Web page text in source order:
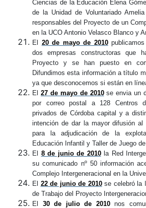
Ciencias de la Educación Elena
de la Unidad de Voluntariado Amelia
responsables del Proyecto de un
en la UCO Antonio Velasco Blanco y
El 20 de mayo de 2010publicamos
dos empresas constructoras que
Proyecto y se han puesto en
Difundimos esta información a título
ya que desconocemos si están en
El 27 de mayo de 2010seenvia un
por correo postal a 128 Centros
privados de Córdoba capital y a
intención de dar la mayor difusión al
para la adjudicación de la
Educación Infantil y Taller de Juego
El 8 de junio de 2010la Red
su comunicado nº 50 información
Complejo Intergeneracional en la
El 22 de junio de 2010se celebró la
de Trabajo del Proyecto
El 30 de julio de 2010nos